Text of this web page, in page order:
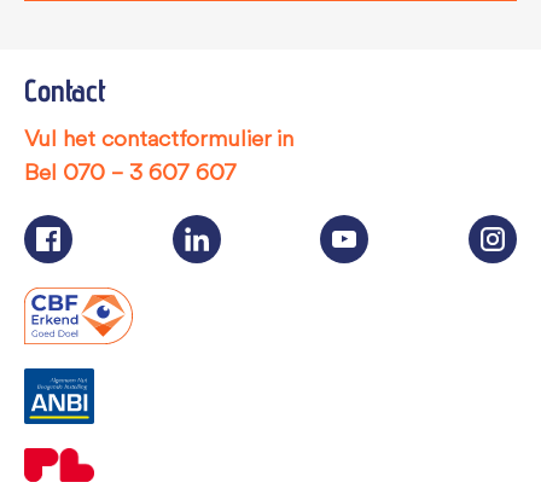
Contact
Vul het contactformulier in
Bel 070 – 3 607 607